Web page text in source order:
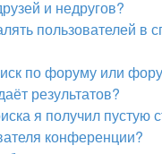
и недругов?
пользователей в
по форуму или
результатов?
я получил пустую
конференции?